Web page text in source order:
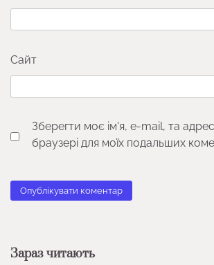
Сайт
Зберегти моє ім'я, e-mail, та
браузері для моїх подальших
Зараз читають